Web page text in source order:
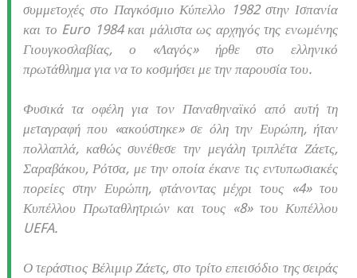
συμμετοχές στο Παγκόσμιο Κύπελλο 1982 στην Ισπανία
και το Euro 1984 και μάλιστα ως αρχηγός της ενωμένης
Γιουγκοσλαβίας, ο «Λαγός» ήρθε στο ελληνικό
πρωτάθλημα για να το κοσμήσει με την παρουσία του.
Φυσικά τα οφέλη για τον Παναθηναϊκό από αυτή τη
μεταγραφή που «ακούστηκε» σε όλη την Ευρώπη, ήταν
πολλαπλά, καθώς συνέθεσε την μεγάλη τριπλέτα Ζάετς,
Σαραβάκου, Ρότσα, με την οποία έκανε τις εντυπωσιακές
πορείες στην Ευρώπη, φτάνοντας μέχρι τους «4» του
Κυπέλλου Πρωταθλητριών και τους «8» του Κυπέλλου
UEFA.
Ο τεράστιος Βέλιμιρ Ζάετς, στο τρίτο επεισόδιο της σειράς